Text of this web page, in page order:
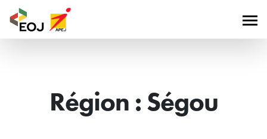
Région :Ségou